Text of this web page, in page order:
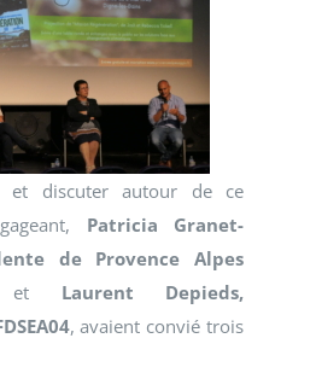
et discuter autour de ce
Patricia Granet-
de Provence Alpes
Laurent Depieds,
, avaient convié trois